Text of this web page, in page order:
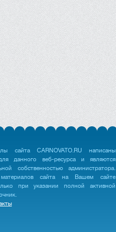
сайта CARNOVATO.RU написаны
данного веб-ресурса и являются
собственностью администратора.
материалов сайта на Вашем сайте
при указании полной активной